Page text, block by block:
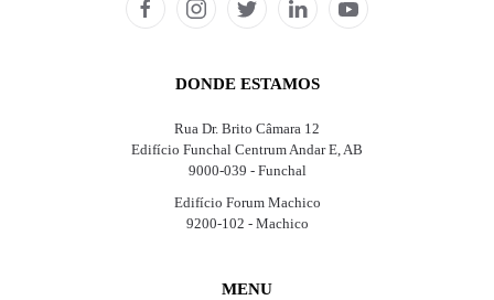
DONDE ESTAMOS
Rua Dr. Brito Câmara 12
Edifício Funchal Centrum Andar E, AB
9000-039 - Funchal
Edifício Forum Machico
9200-102 - Machico
MENU